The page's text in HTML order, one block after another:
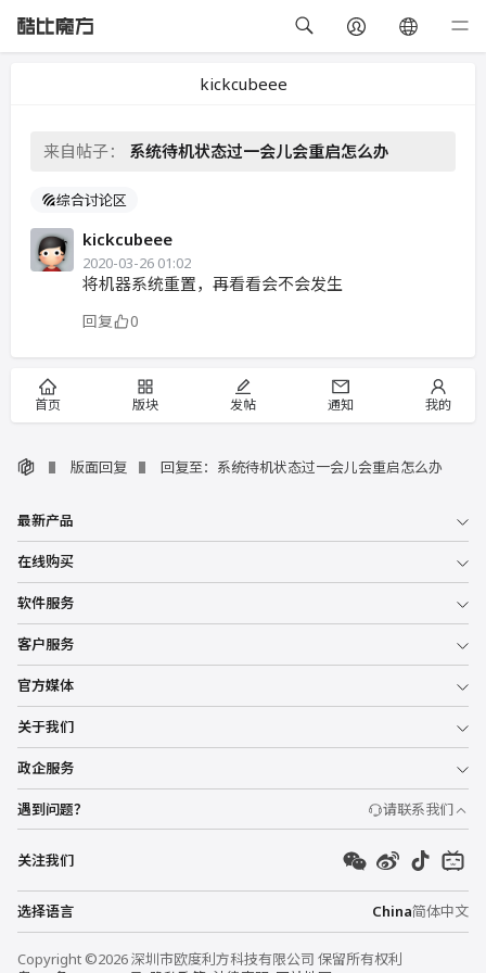
kickcubeee
来自帖子： 系统待机状态过一会儿会重启怎么办
综合讨论区
kickcubeee
2020-03-26 01:02
将机器系统重置，再看看会不会发生
回复 0
首页 版块 发帖 通知 我的
版面回复 回复至：系统待机状态过一会儿会重启怎么办
最新产品
在线购买
软件服务
客户服务
官方媒体
关于我们
政企服务
遇到问题？ 请联系我们
关注我们
选择语言 China简体中文
Copyright ©2026 深圳市欧度利方科技有限公司 保留所有权利